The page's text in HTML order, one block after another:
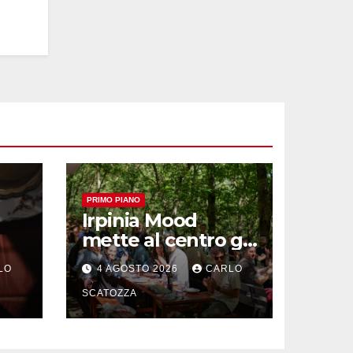
PRIMO PIANO
Irpinia Mood
mette al centro gli
“Intolleranti” per
una rivoluzione
sostenibile del
cibo
4 AGOSTO 2026 CARLO
SCATOZZA